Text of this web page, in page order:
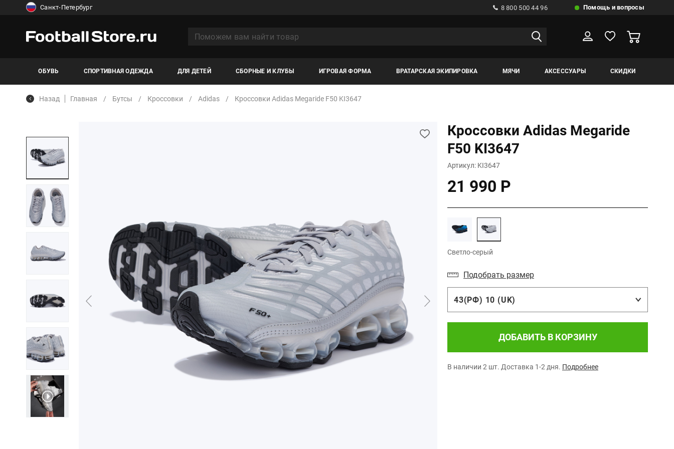
Санкт-Петербург 8 800 500 44 96 Помощь и вопросы
ОБУВЬ СПОРТИВНАЯ ОДЕЖДА ДЛЯ ДЕТЕЙ СБОРНЫЕ И КЛУБЫ ИГРОВАЯ ФОРМА ВРАТАРСКАЯ ЭКИПИРОВКА МЯЧИ АКСЕССУАРЫ СКИДКИ
Назад Главная Бутсы Кроссовки Adidas Кроссовки Adidas Megaride F50 KI3647
Кроссовки Adidas Megaride
F50 KI3647
Артикул: KI3647
21 990 Р
Светло-серый
Подобрать размер
43(РФ) 10 (UK)
ДОБАВИТЬ В КОРЗИНУ
В наличии 2 шт. Доставка 1-2 дня. Подробнее